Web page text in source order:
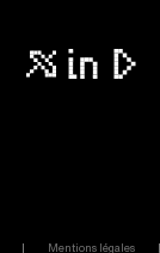
Mentions légales